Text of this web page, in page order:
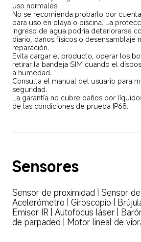
uso normales.
No se recomienda probarlo por
para uso en playa o piscina. La
ingreso de agua podría deteriorarse
diario, daños físicos o desensamblaje
reparación.
Evita cargar el producto, operar los
retirar la bandeja SIM cuando el
a humedad.
Consulta el manual del usuario para
seguridad.
La garantía no cubre daños por
de las condiciones de prueba IP68.
Sensores
Sensor de proximidad | Sensor
Acelerómetro | Giroscopio |
Emisor IR | Autofocus láser |
de parpadeo | Motor lineal de